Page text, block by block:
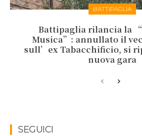
BATTIPAGLIA
Battipaglia rilancia la
Musica”: annullato il
sull’ex Tabacchificio, si
nuova gara
SEGUICI